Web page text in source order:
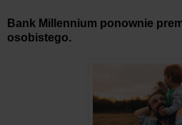
Bank Millennium ponownie
osobistego.